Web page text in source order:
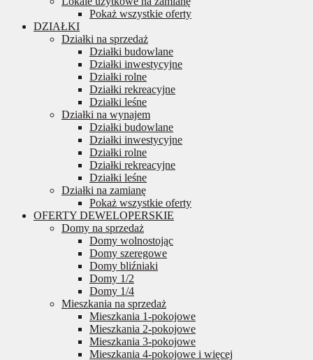
Pokaż wszystkie oferty
DZIAŁKI
Działki na sprzedaż
Działki budowlane
Działki inwestycyjne
Działki rolne
Działki rekreacyjne
Działki leśne
Działki na wynajem
Działki budowlane
Działki inwestycyjne
Działki rolne
Działki rekreacyjne
Działki leśne
Działki na zamianę
Pokaż wszystkie oferty
OFERTY DEWELOPERSKIE
Domy na sprzedaż
Domy wolnostojąc
Domy szeregowe
Domy bliźniaki
Domy 1/2
Domy 1/4
Mieszkania na sprzedaż
Mieszkania 1-pokojowe
Mieszkania 2-pokojowe
Mieszkania 3-pokojowe
Mieszkania 4-pokojowe i więcej